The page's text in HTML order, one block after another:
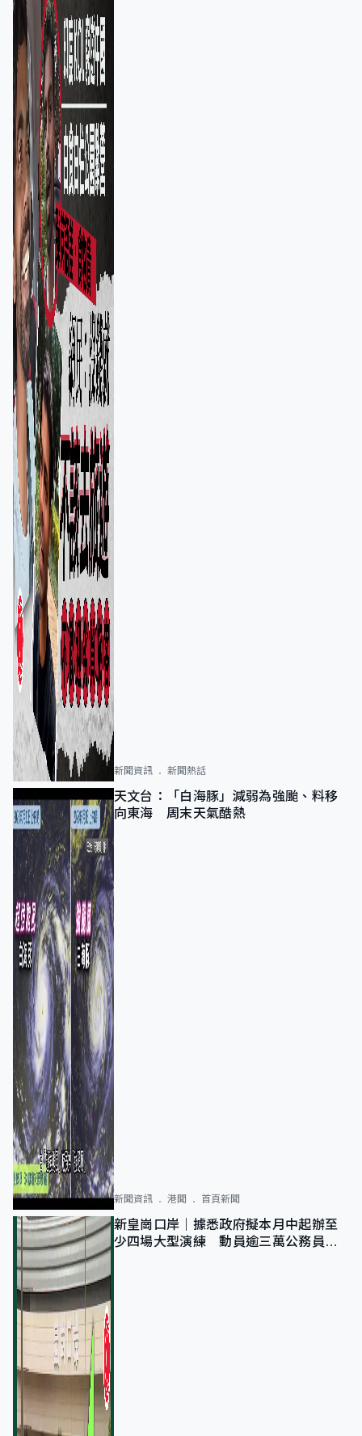
新聞資訊 新聞熱話
天文台：「白海豚」減弱為強颱、料移
向東海 周末天氣酷熱
新聞資訊 港聞 首頁新聞
新皇崗口岸｜據悉政府擬本月中起辦至
少四場大型演練 動員逾三萬公務員人